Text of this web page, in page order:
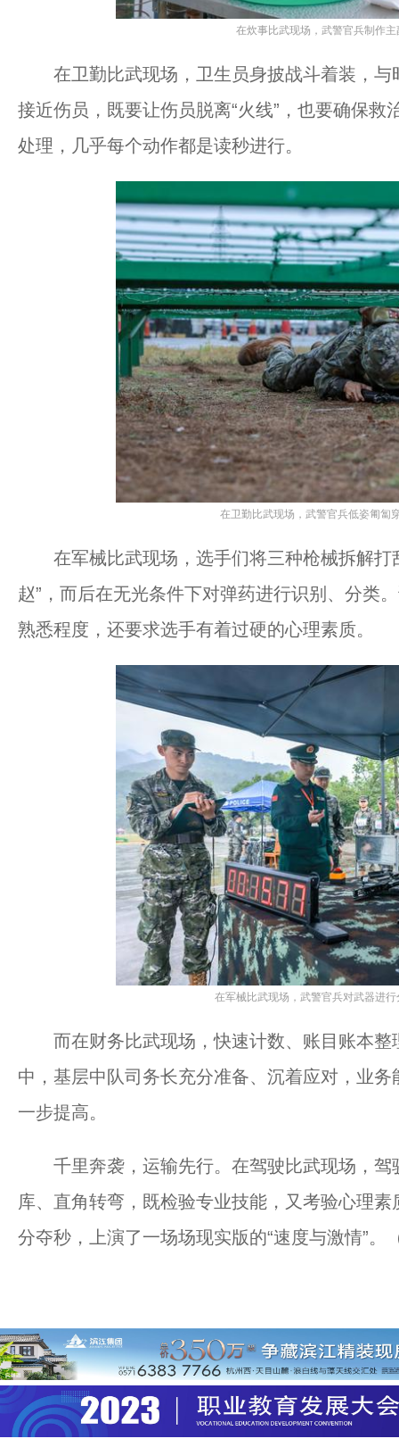
在炊事比武现场，武警官兵制作
在卫勤比武现场，卫生员身披战斗着装，与
接近伤员，既要让伤员脱离“火线”，也要确保
处理，几乎每个动作都是读秒进行。
在卫勤比武现场，武警官兵低姿匍匐
在军械比武现场，选手们将三种枪械拆解打
赵”，而后在无光条件下对弹药进行识别、分类
熟悉程度，还要求选手有着过硬的心理素质。
在军械比武现场，武警官兵对武器进
而在财务比武现场，快速计数、账目账本整
中，基层中队司务长充分准备、沉着应对，业
一步提高。
千里奔袭，运输先行。在驾驶比武现场，驾
库、直角转弯，既检验专业技能，又考验心理
分夺秒，上演了一场场现实版的“速度与激情”。